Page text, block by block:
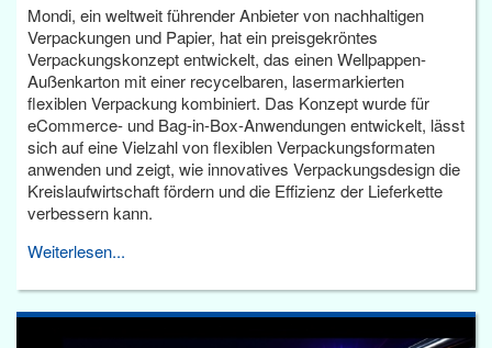
Mondi, ein weltweit führender Anbieter von nachhaltigen
Verpackungen und Papier, hat ein preisgekröntes
Verpackungskonzept entwickelt, das einen Wellpappen-
Außenkarton mit einer recycelbaren, lasermarkierten
flexiblen Verpackung kombiniert. Das Konzept wurde für
eCommerce- und Bag-in-Box-Anwendungen entwickelt, lässt
sich auf eine Vielzahl von flexiblen Verpackungsformaten
anwenden und zeigt, wie innovatives Verpackungsdesign die
Kreislaufwirtschaft fördern und die Effizienz der Lieferkette
verbessern kann.
Weiterlesen...